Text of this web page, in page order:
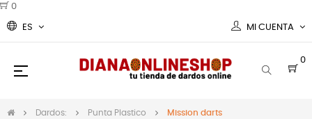
0
ES MI CUENTA
0
Navegación
☰
Dardos: Punta Plastico Mission darts